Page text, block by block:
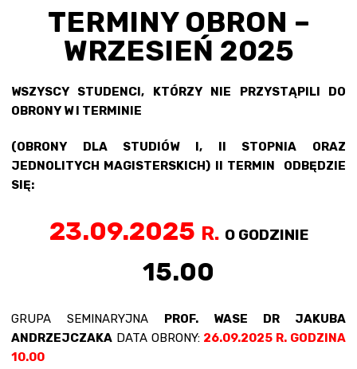
TERMINY OBRON –
WRZESIEŃ 2025
WSZYSCY STUDENCI, KTÓRZY NIE PRZYSTĄPILI DO
OBRONY W I TERMINIE
(OBRONY DLA STUDIÓW I, II STOPNIA ORAZ
JEDNOLITYCH MAGISTERSKICH) II TERMIN ODBĘDZIE
SIĘ:
23.09.2025 R. O GODZINIE
15.00
GRUPA SEMINARYJNA PROF. WASE DR JAKUBA
ANDRZEJCZAKA DATA OBRONY: 26.09.2025 R. GODZINA
10.00